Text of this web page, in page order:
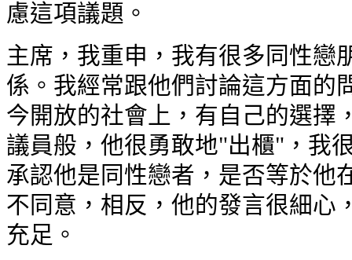
慮這項議題。
主席，我重申，我有很多同性戀
係。我經常跟他們討論這方面的
今開放的社會上，有自己的選擇
議員般，他很勇敢地"出櫃"，我
承認他是同性戀者，是否等於他
不同意，相反，他的發言很細心
充足。